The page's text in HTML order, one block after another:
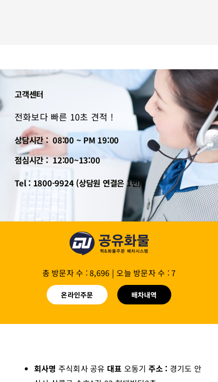
고객센터
전화보다 빠른 10초 견적 !
상담시간 : 08:00 ~ PM 19:00
점심시간 : 12:00~13:00
Tel : 1800-9924 (상담원 연결은 1번)
총 방문자 수 : 8,696 | 오늘 방문자 수 : 7
온라인주문 배차내역
회사명 주식회사 공유 대표 오동기 주소 : 경기도 안